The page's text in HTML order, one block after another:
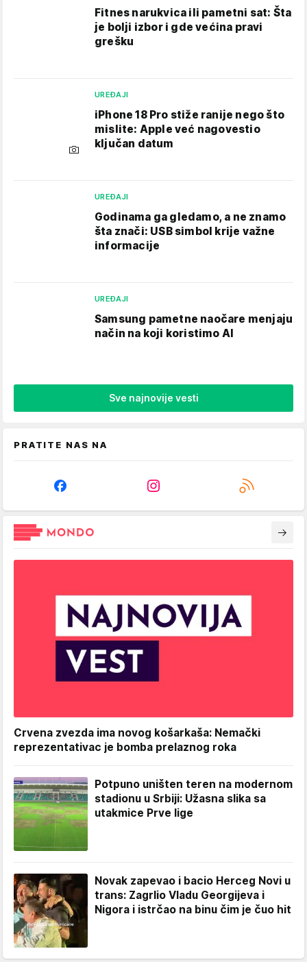
Fitnes narukvica ili pametni sat: Šta
je bolji izbor i gde većina pravi
grešku
UREĐAJI
iPhone 18 Pro stiže ranije nego što
mislite: Apple već nagovestio
ključan datum
UREĐAJI
Godinama ga gledamo, a ne znamo
šta znači: USB simbol krije važne
informacije
UREĐAJI
Samsung pametne naočare menjaju
način na koji koristimo AI
Sve najnovije vesti
PRATITE NAS NA
Crvena zvezda ima novog košarkaša: Nemački
reprezentativac je bomba prelaznog roka
Potpuno uništen teren na modernom
stadionu u Srbiji: Užasna slika sa
utakmice Prve lige
Novak zapevao i bacio Herceg Novi u
trans: Zagrlio Vladu Georgijeva i
Nigora i istrčao na binu čim je čuo hit